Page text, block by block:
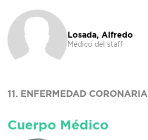
Losada, Alfredo
Médico del staff
11. ENFERMEDAD CORONARIA
Cuerpo Médico